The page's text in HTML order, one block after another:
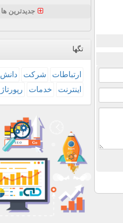
جدیدترین ها
تگها
ارتباطات شركت دانش
اینترنت
خدمات رپورتاژ